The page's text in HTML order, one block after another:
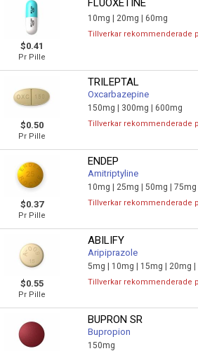
$0.41
Pr Pille
FLUOXETINE
10mg | 20mg | 60mg
Tillverkar rekommenderade
$0.50
Pr Pille
TRILEPTAL
Oxcarbazepine
150mg | 300mg | 600mg
Tillverkar rekommenderade
$0.37
Pr Pille
ENDEP
Amitriptyline
10mg | 25mg |50mg |75mg
Tillverkar rekommenderade
$0.55
Pr Pille
ABILIFY
Aripiprazole
5mg | 10mg | 15mg | 20mg |
Tillverkar rekommenderade
BUPRON SR
Bupropion
150mg